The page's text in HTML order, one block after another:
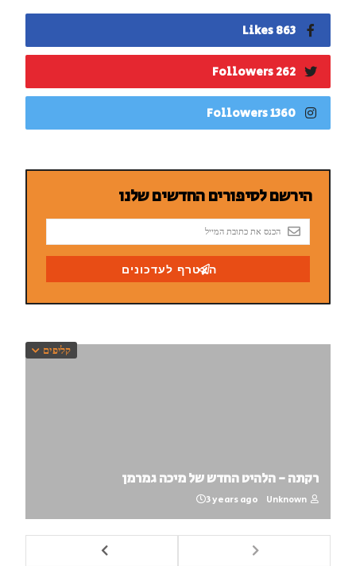
863 Likes
262 Followers
1360 Followers
קליפים
רקתה - הלהיט החדש של מיכה גמרמן
Unknown
3 years ago